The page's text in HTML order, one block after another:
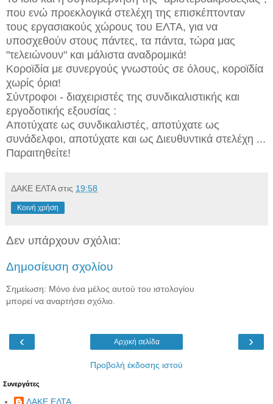
που ενώ προεκλογικά στελέχη της επισκέπτονταν
τους εργασιακούς χώρους του ΕΛΤΑ, για να
υποσχεθούν στους πάντες, τα πάντα, τώρα μας
"τελειώνουν" και μάλιστα αναδρομικά!
Κοροϊδία με συνεργούς γνωστούς σε όλους, κοροϊδία
χωρίς όρια!
Σύντροφοι - διαχειριστές της συνδικαλιστικής και
εργοδοτικής εξουσίας :
Αποτύχατε ως συνδικαλιστές, αποτύχατε ως
συνάδελφοι, αποτύχατε και ως Διευθυντικά στελέχη ...
Παραιτηθείτε!
ΔΑΚΕ ΕΛΤΑ στις 19:58
Κοινή χρήση
Δεν υπάρχουν σχόλια:
Δημοσίευση σχολίου
Σημείωση: Μόνο ένα μέλος αυτού του ιστολογίου
μπορεί να αναρτήσει σχόλιο.
‹ ›
Αρχική σελίδα
Προβολή έκδοσης ιστού
Συνεργάτες
ΔΑΚΕ ΕΛΤΑ